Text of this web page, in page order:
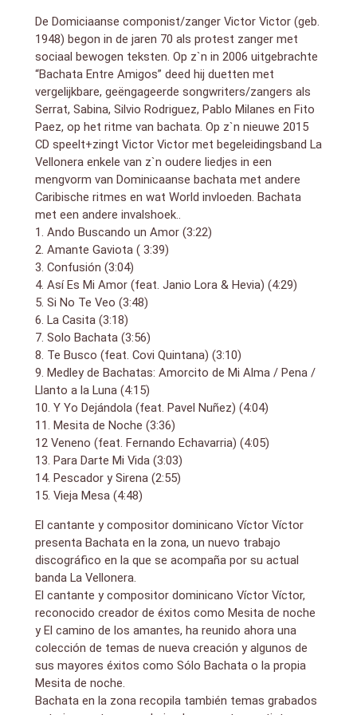
anteriormente o popularizados por otros artistas,
pero adaptados al formato de La Vellonera, que es la
banda actual de Víctor Víctor.
El objetivo de estas canciones ha sido fusionar lo
básico de la bachata dominicana con otras formas
rítmicas caribeñas y del mundo.
El resultado supone escuchar una canción alternativa
que conserva el romanticismo de la bachata con el
sabor a la mixtura de otras músicas, que siguen
siendo buenas y válidas para bailar.
El disco cuenta con colaboraciones destacadas
como la del gaitero asturiano Hevia o el también
dominicano Pavel Núñez, además de los integrantes
de su banda Los Tres de la Vellonera.
De Domiciaanse componist/zanger Victor Victor (geb.
1948) begon in de jaren 70 als protest zanger met
sociaal bewogen teksten. Op z`n in 2006 uitgebrachte
“Bachata Entre Amigos” deed hij duetten met
vergelijkbare, geëngageerde songwriters/zangers als
Serrat, Sabina, Silvio Rodriguez, Pablo Milanes en Fito
Paez, op het ritme van bachata. Op z`n nieuwe 2015
CD speelt+zingt Victor Victor met begeleidingsband La
Vellonera enkele van z`n oudere liedjes in een
mengvorm van Dominicaanse bachata met andere
Caribische ritmes en wat World invloeden. Bachata
met een andere invalshoek..
1. Ando Buscando un Amor (3:22)
2. Amante Gaviota ( 3:39)
3. Confusión (3:04)
4. Así Es Mi Amor (feat. Janio Lora & Hevia) (4:29)
5. Si No Te Veo (3:48)
6. La Casita (3:18)
7. Solo Bachata (3:56)
8. Te Busco (feat. Covi Quintana) (3:10)
9. Medley de Bachatas: Amorcito de Mi Alma / Pena /
Llanto a la Luna (4:15)
10. Y Yo Dejándola (feat. Pavel Nuñez) (4:04)
11. Mesita de Noche (3:36)
12 Veneno (feat. Fernando Echavarria) (4:05)
13. Para Darte Mi Vida (3:03)
14. Pescador y Sirena (2:55)
15. Vieja Mesa (4:48)
El cantante y compositor dominicano Víctor Víctor
presenta Bachata en la zona, un nuevo trabajo
discográfico en la que se acompaña por su actual
banda La Vellonera.
El cantante y compositor dominicano Víctor Víctor,
reconocido creador de éxitos como Mesita de noche
y El camino de los amantes, ha reunido ahora una
colección de temas de nueva creación y algunos de
sus mayores éxitos como Sólo Bachata o la propia
Mesita de noche.
Bachata en la zona recopila también temas grabados